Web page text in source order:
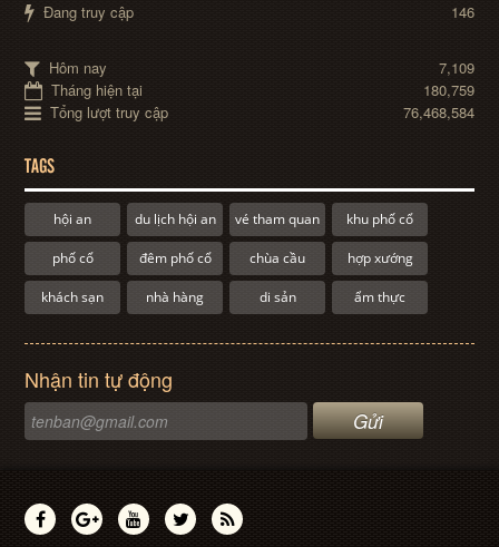
Đang truy cập 146
Hôm nay
7,109
Tháng hiện tại
180,759
Tổng lượt truy cập
76,468,584
TAGS
hội an du lịch hội an vé tham quan khu phố cổ
phố cổ đêm phố cổ chùa cầu hợp xướng
khách sạn nhà hàng di sản ẩm thực
Nhận tin tự động